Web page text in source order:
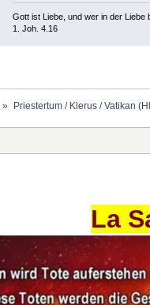
Gott ist Liebe, und wer in der Liebe
1. Joh. 4.16
» Priestertum / Klerus / Vatikan
La